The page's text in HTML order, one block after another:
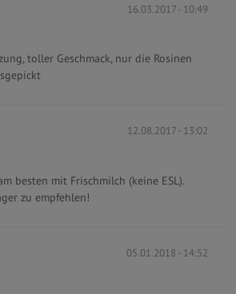
16.03.2017 - 10:49
toller Geschmack, nur die Rosinen
12.08.2017 - 13:02
besten mit Frischmilch (keine ESL).
zu empfehlen!
05.01.2018 - 14:52